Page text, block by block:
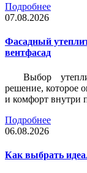
Подробнее
07.08.2026
Фасадный
вентфасад
Выбор
решение, которое
и комфорт внутри
Подробнее
06.08.2026
Как выбрать